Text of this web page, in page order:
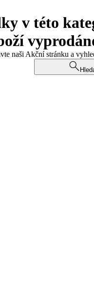
v této
naši Akční stránku a